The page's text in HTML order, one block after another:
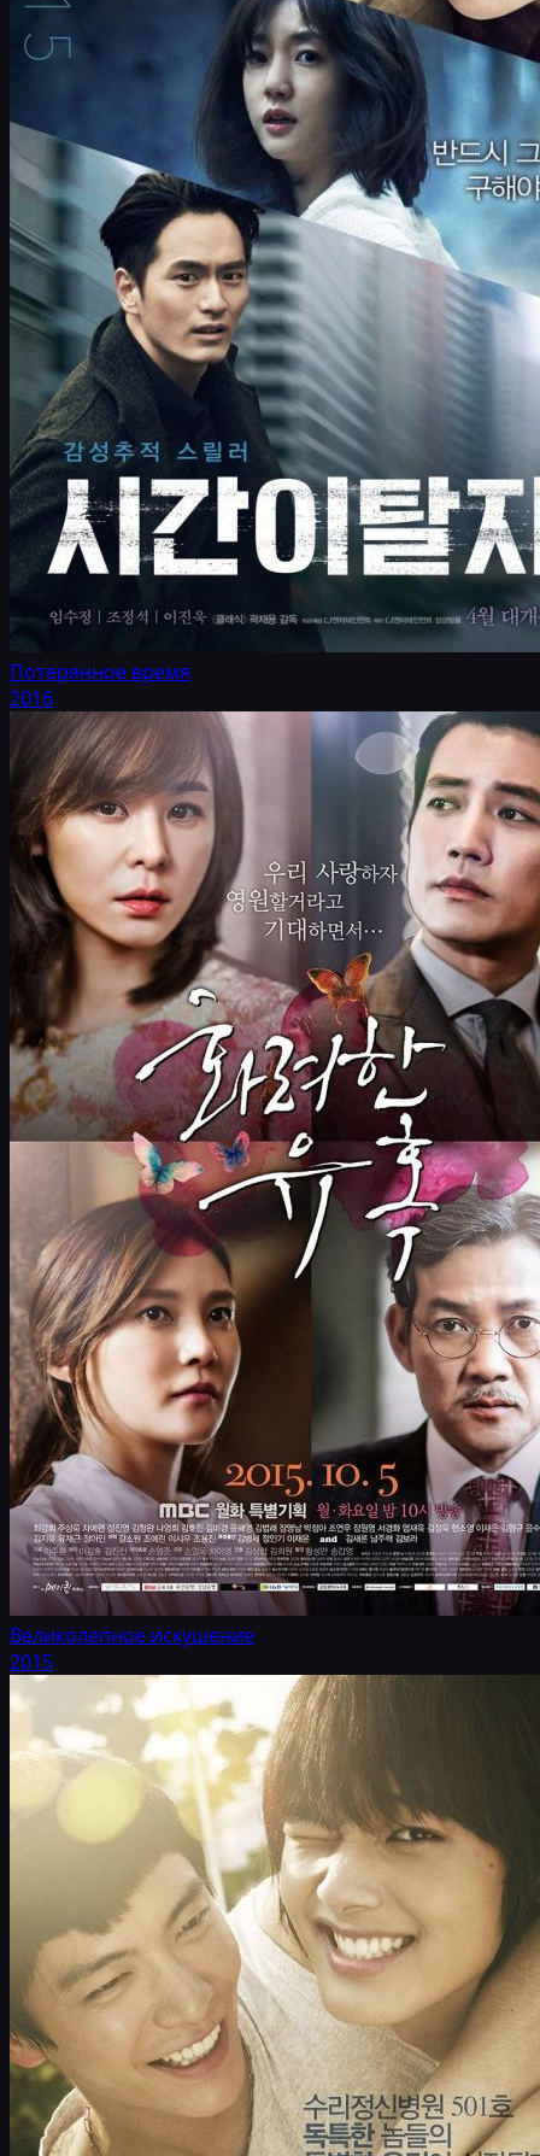
Потерянное время
2016
Великолепное искушение
2015